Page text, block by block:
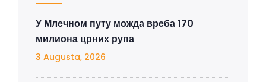
У Млечном путу можда вреба 170
милиона црних рупа
3 Augusta, 2026